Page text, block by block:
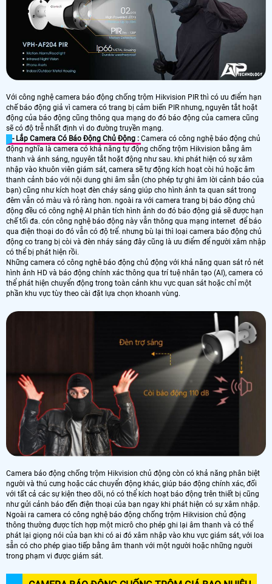
Với công nghệ camera báo động chống trộm Hikvision PIR thì có ưu điểm hạn
chế báo động giả vì camera có trang bị cảm biến PIR nhưng, nguyên tắt hoặt
động của báo động cũng thông qua mạng do đó báo động của camera cũng
sẽ có độ trễ nhất định vì do đường truyền mạng.
- Lắp Camera Có Báo Động Chủ Động : Camera có công nghệ báo động chủ
động nghĩa là camera có khả năng tự động chống trộm Hikvision bằng âm
thanh và ánh sáng, nguyên tắt hoặt động như sau. khi phát hiện có sự xâm
nhập vào khuôn viên giám sát, camera sẽ tự động kích hoạt còi hú hoặc âm
thanh cảnh báo với nội dung ghi âm sẵn (cho phép tự ghi âm lời cảnh báo của
bạn) cũng như kích hoạt đèn cháy sáng giúp cho hình ảnh ta quan sát trong
đêm vẫn có màu và rỏ ràng hơn. ngoài ra với camera trang bị báo động chủ
động đều có công nghệ AI phân tích hình ảnh do đó báo động giả sẽ được hạn
chế tối đa. cón công nghệ báo động này vẫn thông qua mạng internet để báo
qua điện thoại do đó vẫn có độ trể. nhưng bù lại thì loại camera báo động chủ
động co trang bị còi và đèn nháy sáng đây cũng là ưu điểm để người xâm nhập
có thể bị phát hiện rồi.
Những camera có công nghê báo động chủ động với khả năng quan sát rỏ nét
hình ảnh HD và báo động chính xác thông qua trí tuệ nhân tạo (AI), camera có
thể phát hiện chuyển động trong toàn cảnh khu vực quan sát hoặc chỉ một
phần khu vực tùy theo cài đặt lựa chọn khoanh vùng.
Camera báo động chống trộm Hikvision chủ động còn có khả năng phân biệt
người và thú cưng hoặc các chuyển động khác, giúp báo động chính xác, đối
với tất cả các sự kiện theo dõi, nó có thể kích hoạt báo động trên thiết bị cũng
như gửi cảnh báo đến điện thoại của bạn ngay khi phát hiện có sự xâm nhập.
Ngoài ra camera có công nghệ báo động chống trộm Hikvision chủ động
thông thường được tích hợp một micrô cho phép ghi lại âm thanh và có thể
phát lại giọng nói của bạn khi có ai đó xâm nhập vào khu vực giám sát, với loa
sẵn có cho phép giao tiếp bằng âm thanh với một người hoặc những người
trong phạm vi được giám sát.